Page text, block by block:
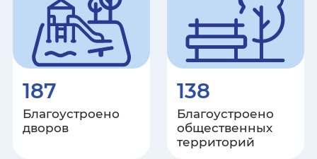
Херсонская область
Челябинская область
Чеченская республика
Чувашская республика
187
Благоустроено
дворов
138
Благоустроено
общественных
территорий